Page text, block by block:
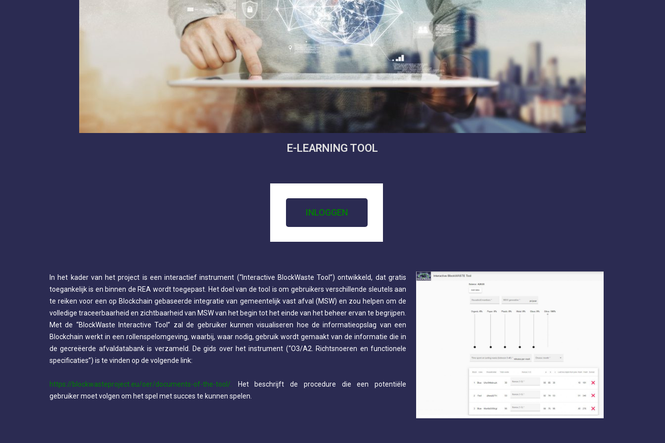
E-LEARNING TOOL
INLOGGEN
In het kader van het project is een interactief instrument (“Interactive BlockWaste Tool”) ontwikkeld, dat gratis
toegankelijk is en binnen de REA wordt toegepast. Het doel van de tool is om gebruikers verschillende sleutels aan
te reiken voor een op Blockchain gebaseerde integratie van gemeentelijk vast afval (MSW) en zou helpen om de
volledige traceerbaarheid en zichtbaarheid van MSW van het begin tot het einde van het beheer ervan te begrijpen.
Met de “BlockWaste Interactive Tool” zal de gebruiker kunnen visualiseren hoe de informatieopslag van een
Blockchain werkt in een rollenspelomgeving, waarbij, waar nodig, gebruik wordt gemaakt van de informatie die in
de gecreëerde afvaldatabank is verzameld. De gids over het instrument (“O3/A2. Richtsnoeren en functionele
specificaties”) is te vinden op de volgende link:
https://blockwasteproject.eu/oer/documents-of-the-tool/.
Het beschrijft de procedure die een potentiële
gebruiker moet volgen om het spel met succes te kunnen spelen.